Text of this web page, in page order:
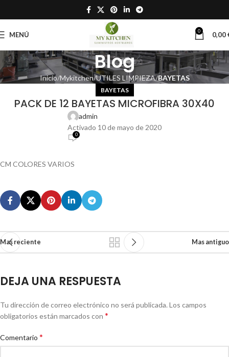
MENÚ 0 0,00
Blog
Inicio Mykitchen UTILES LIMPIEZA BAYETAS
BAYETAS
PACK DE 12 BAYETAS MICROFIBRA 30X40
admin
Activado 10 de mayo de 2020
0
CM COLORES VARIOS
Mas reciente Mas antiguo
DEJA UNA RESPUESTA
Tu dirección de correo electrónico no será publicada. Los campos
obligatorios están marcados con *
Comentario *